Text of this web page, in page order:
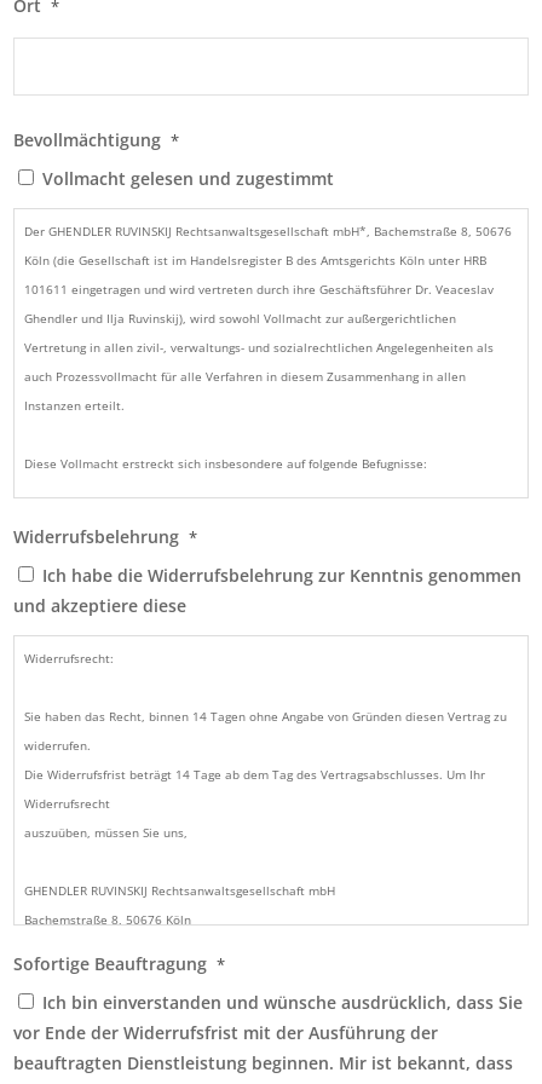
Ort *
Bevollmächtigung *
Vollmacht gelesen und zugestimmt
Der GHENDLER RUVINSKIJ Rechtsanwaltsgesellschaft mbH*, Bachemstraße 8, 50676
Köln (die Gesellschaft ist im Handelsregister B des Amtsgerichts Köln unter HRB
101611 eingetragen und wird vertreten durch ihre Geschäftsführer Dr. Veaceslav
Ghendler und Ilja Ruvinskij), wird sowohl Vollmacht zur außergerichtlichen
Vertretung in allen zivil-, verwaltungs- und sozialrechtlichen Angelegenheiten als
auch Prozessvollmacht für alle Verfahren in diesem Zusammenhang in allen
Instanzen erteilt.
Diese Vollmacht erstreckt sich insbesondere auf folgende Befugnisse:
Verfahren im vorläufigen Rechtsschutz
2. Beilegung des Rechtsstreits durch Vergleich, sonstige Einigung, Verzicht oder
Anerkenntnis
staatlich anerkannten Schlichtungsstellen (z.B. Ombudsmann)
4. Entgegennahme und Bewirken von Zustellungen und sonstigen Mitteilungen
5. Anforderung von Auskünften, Vertragsunterlagen und sonstigen personen- oder
sonstigen diese Daten speichernden und verarbeitenden Stellen, wobei ich den
Auskunftspflichtigen hiermit von der Schweigepflicht entbinde
7. Erteilung von Untervollmachten
Widerrufsbelehrung *
Ich habe die Widerrufsbelehrung zur Kenntnis genommen
und akzeptiere diese
Widerrufsrecht:
Sie haben das Recht, binnen 14 Tagen ohne Angabe von Gründen diesen Vertrag zu
widerrufen.
Die Widerrufsfrist beträgt 14 Tage ab dem Tag des Vertragsabschlusses. Um Ihr
Widerrufsrecht
auszuüben, müssen Sie uns,
GHENDLER RUVINSKIJ Rechtsanwaltsgesellschaft mbH
Bachemstraße 8, 50676 Köln
E-Mail: widerruf@anwalt-kg.de
mittels einer eindeutigen Erklärung (z.B. ein mit der Post versandter Brief, Telefax
oder E-Mail) über Ihren
Sofortige Beauftragung *
Ich bin einverstanden und wünsche ausdrücklich, dass Sie
vor Ende der Widerrufsfrist mit der Ausführung der
beauftragten Dienstleistung beginnen. Mir ist bekannt, dass